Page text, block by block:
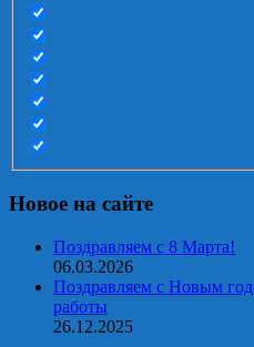
Новое на сайте
Поздравляем с 8 Марта!
06.03.2026
Поздравляем с Новым
работы
26.12.2025